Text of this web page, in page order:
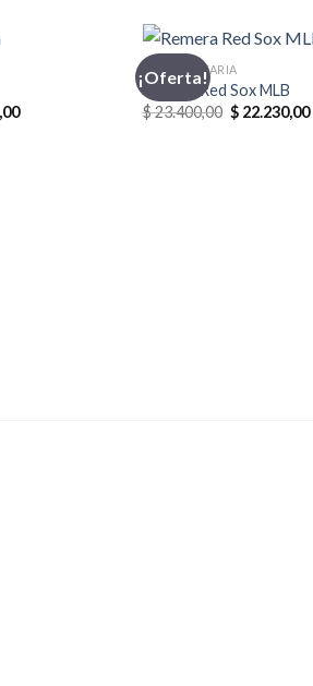
El
¡Oferta!
INDUMENTARIA
Remera Red Sox MLB
$23.400,00 El
precio
$22.230,00El